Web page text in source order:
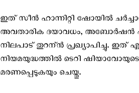
ഇത് സീന്‍ ഹാന്നിറ്റി ഷോയില്‍
അവതാരിക ദയാവധം, അബോര്‍ഷന്‍
നിലപാട് തുറന്ന്‍ പ്രഖ്യാപിച്ചു. ഇത്
നിയമയുദ്ധത്തില്‍ ടെറി
മരണപ്പെടുകയും ചെയ്തു.